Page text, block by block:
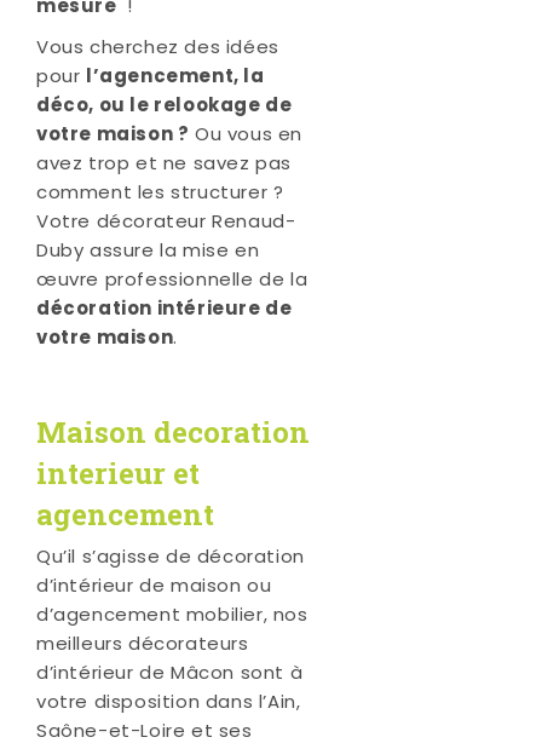
mesure !
Vous cherchez des idées
pour l’agencement, la
déco, ou le relookage de
votre maison ? Ou vous en
avez trop et ne savez pas
comment les structurer ?
Votre décorateur Renaud-
Duby assure la mise en
œuvre professionnelle de la
décoration intérieure de
votre maison.
Maison decoration
interieur et
agencement
Qu’il s’agisse de décoration
d’intérieur de maison ou
d’agencement mobilier, nos
meilleurs décorateurs
d’intérieur de Mâcon sont à
votre disposition dans l’Ain,
Saône-et-Loire et ses